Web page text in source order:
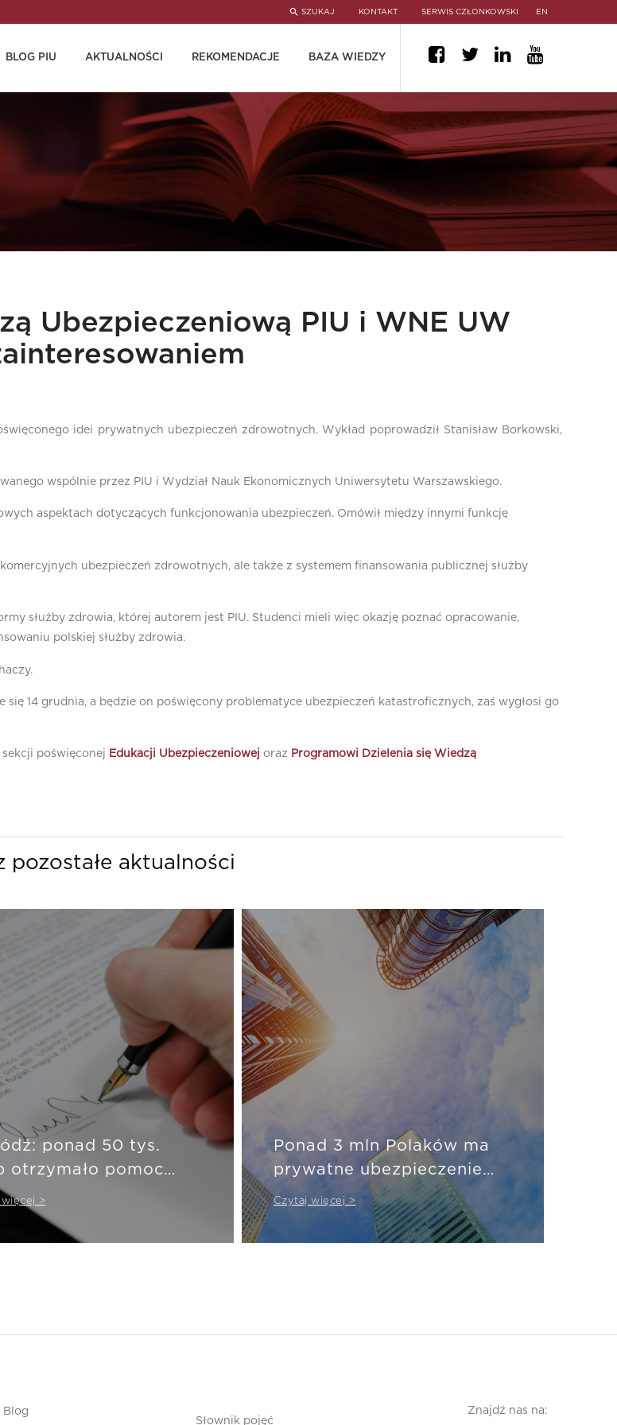
SZUKAJ KONTAKT SERWIS CZŁONKOWSKI EN
BLOG PIU AKTUALNOŚCI REKOMENDACJE BAZA WIEDZY
Ubezpieczeniową PIU i WNE UW
idei prywatnych ubezpieczeń zdrowotnych. Wykład poprowadził Stanisław Borkowski,
wspólnie przez PIU i Wydział Nauk Ekonomicznych Uniwersytetu Warszawskiego.
aspektach dotyczących funkcjonowania ubezpieczeń. Omówił między innymi funkcję
ubezpieczeń zdrowotnych, ale także z systemem finansowania publicznej służby
służby zdrowia, której autorem jest PIU. Studenci mieli więc okazję poznać opracowanie,
polskiej służby zdrowia.
14 grudnia, a będzie on poświęcony problematyce ubezpieczeń katastroficznych, zaś wygłosi go
poświęconej Edukacji Ubezpieczeniowej oraz Programowi Dzielenia się Wiedzą
pozostałe aktualności
ponad 50 tys.
otrzymało pomoc
>
Ponad 3 mln Polaków ma
prywatne ubezpieczenie
zdrowotne
Czytaj więcej >
Blog
Słownik pojęć
Znajdź nas na: